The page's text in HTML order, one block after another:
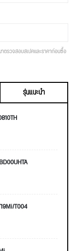
ตรวจสอบสเปคและราคาก่อนซื้อ
รุ่นแนะนำ
T004